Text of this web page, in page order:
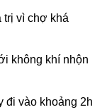
trị vì chợ khá
không khí nhộn
đi vào khoảng 2h